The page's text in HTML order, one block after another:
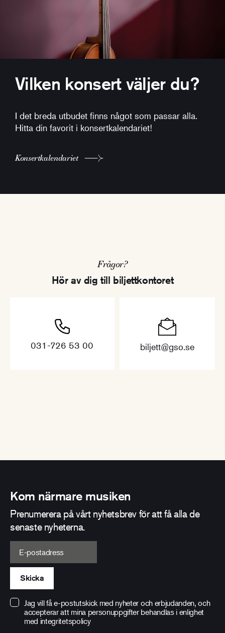
Vilken konsert väljer du?
I det breda utbudet finns något som passar alla.
Hitta din favorit i konsertkalendariet!
Konsertkalendariet
Frågor?
Hör av dig till biljettkontoret
031-726 53 00 biljett@gso.se
Kom närmare musiken
Prenumerera på vårt nyhetsbrev för att få alla de
senaste nyheterna.
E-postadress
Skicka
Jag vill få e-postutskick med nyheter och erbjudanden, och
accepterar att mina personuppgifter behandlas i enlighet
med integritetspolicy